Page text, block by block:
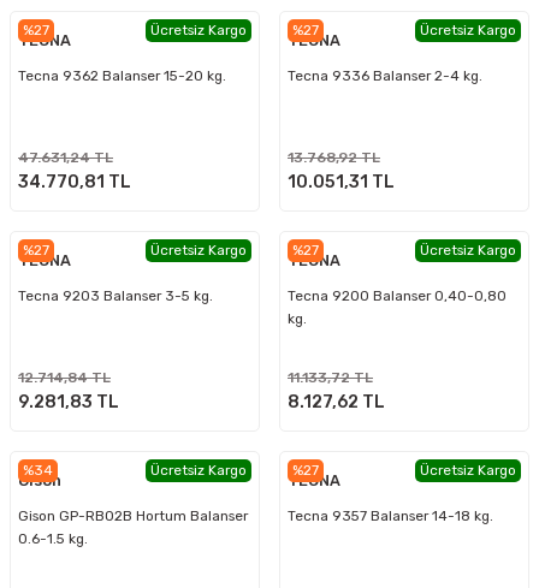
%27 Ücretsiz Kargo
TECNA
Tecna 9362 Balanser 15-20 kg.
47.631,24 TL
34.770,81 TL
%27 Ücretsiz Kargo
TECNA
Tecna 9336 Balanser 2-4 kg.
13.768,92 TL
10.051,31 TL
%27 Ücretsiz Kargo
TECNA
Tecna 9203 Balanser 3-5 kg.
12.714,84 TL
9.281,83 TL
%27 Ücretsiz Kargo
TECNA
Tecna 9200 Balanser 0,40-0,80
kg.
11.133,72 TL
8.127,62 TL
%34 Ücretsiz Kargo
Gison
Gison GP-RB02B Hortum Balanser
0.6-1.5 kg.
%27 Ücretsiz Kargo
TECNA
Tecna 9357 Balanser 14-18 kg.